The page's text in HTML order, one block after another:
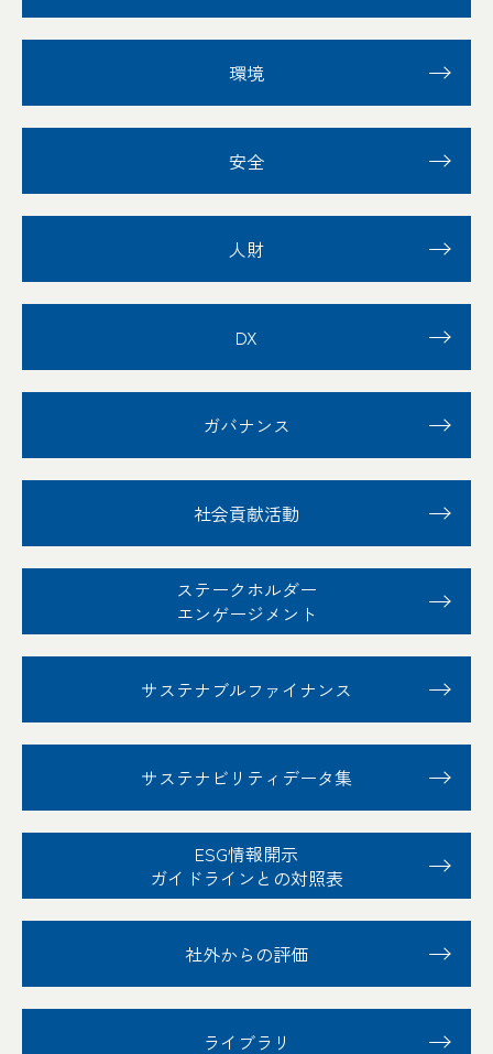
環境
安全
人財
DX
ガバナンス
社会貢献活動
ステークホルダー
エンゲージメント
サステナブルファイナンス
サステナビリティ データ集
ESG情報開示
ガイドラインとの対照表
社外からの評価
ライブラリ